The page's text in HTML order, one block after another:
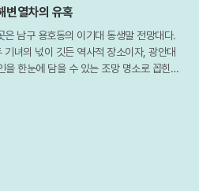
변열차의 유혹
남구 용호동의 이기대 동생말 전망대다.
녀의 넋이 깃든 역사적 장소이자, 광안대
한눈에 담을 수 있는 조망 명소로 꼽힌다.